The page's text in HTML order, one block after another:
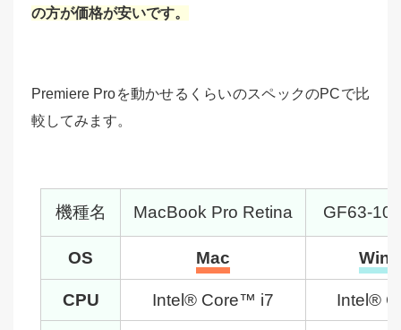
の方が価格が安いです。
Premiere Proを動かせるくらいのスペックのPCで比
較してみます。
機種名 MacBook Pro Retina GF63-
OS Mac
CPU Intel® Core™ i7 Intel®